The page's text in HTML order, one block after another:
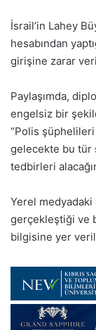
İsrail’in Lahey
hesabından
girişine zarar
Paylaşımda,
engelsiz bir
“Polis şüphelileri
gelecekte bu tür
tedbirleri
Yerel medyadaki
gerçekleştiği ve
bilgisine yer